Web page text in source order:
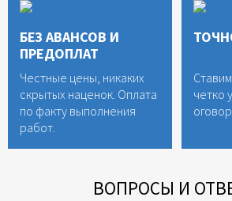
БЕЗ АВАНСОВ И
ПРЕДОПЛАТ
Честные цены, никаких
скрытых наценок. Оплата
по факту выполнения
работ.
четко
ВОПРОСЫ И